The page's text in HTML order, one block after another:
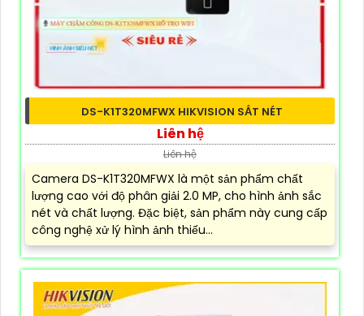
DS-K1T320MFWX HIKVISION SẮT NÉT
Liên hệ
Liên hệ
Camera DS-K1T320MFWX là một sản phẩm chất
lượng cao với độ phân giải 2.0 MP, cho hình ảnh sắc
nét và chất lượng. Đặc biệt, sản phẩm này cung cấp
công nghệ xử lý hình ảnh thiếu...